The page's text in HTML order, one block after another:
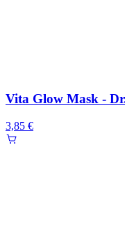
Vita Glow Mask -
3,85 €